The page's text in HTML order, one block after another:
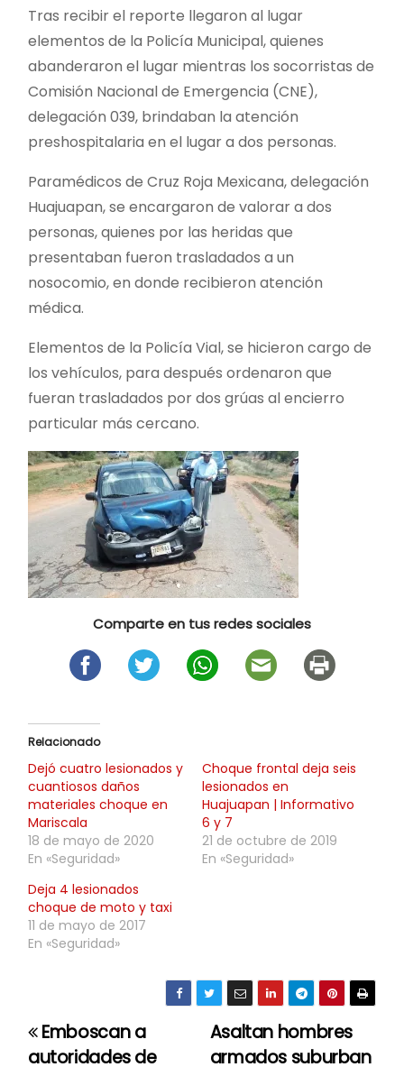
Tras recibir el reporte llegaron al lugar
elementos de la Policía Municipal, quienes
abanderaron el lugar mientras los socorristas de
Comisión Nacional de Emergencia (CNE),
delegación 039, brindaban la atención
preshospitalaria en el lugar a dos personas.
Paramédicos de Cruz Roja Mexicana, delegación
Huajuapan, se encargaron de valorar a dos
personas, quienes por las heridas que
presentaban fueron trasladados a un
nosocomio, en donde recibieron atención
médica.
Elementos de la Policía Vial, se hicieron cargo de
los vehículos, para después ordenaron que
fueran trasladados por dos grúas al encierro
particular más cercano.
Comparte en tus redes sociales
Relacionado
Dejó cuatro lesionados y
cuantiosos daños
materiales choque en
Mariscala
18 de mayo de 2020
En «Seguridad»
Choque frontal deja seis
lesionados en
Huajuapan | Informativo
6 y 7
21 de octubre de 2019
En «Seguridad»
Deja 4 lesionados
choque de moto y taxi
11 de mayo de 2017
En «Seguridad»
N
Asaltan hombres
armados suburban
Emboscan a
autoridades de